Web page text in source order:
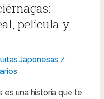
película y
Japonesas /
es una historia que te